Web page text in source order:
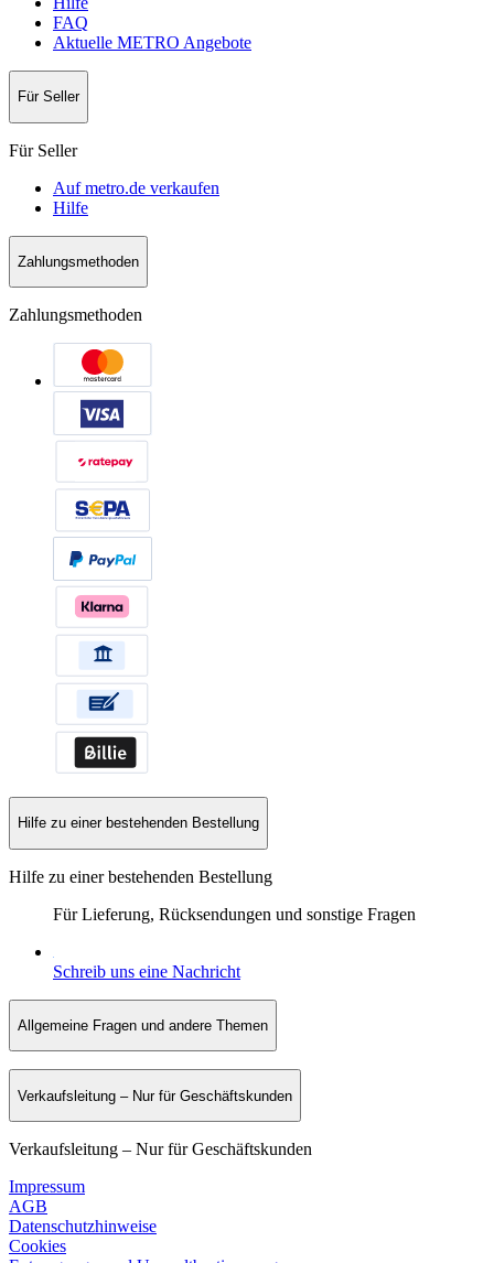
FAQ
Aktuelle METRO Angebote
Für Seller
Für Seller
Auf metro.de verkaufen
Hilfe
Zahlungsmethoden
Zahlungsmethoden
Hilfe zu einer bestehenden Bestellung
Hilfe zu einer bestehenden Bestellung
Für Lieferung, Rücksendungen und sonstige Fragen
Schreib uns eine Nachricht
Allgemeine Fragen und andere Themen
Verkaufsleitung – Nur für Geschäftskunden
Verkaufsleitung – Nur für Geschäftskunden
Impressum
AGB
Datenschutzhinweise
Cookies